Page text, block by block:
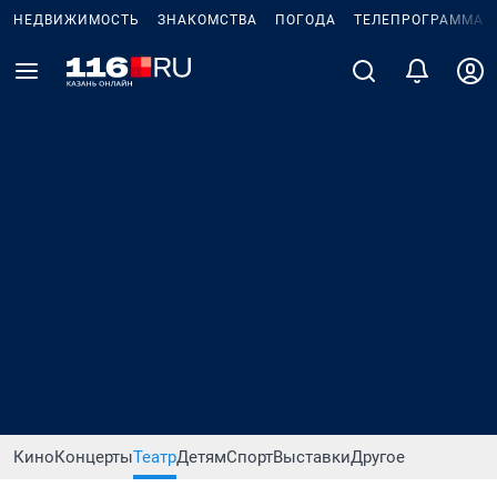
НЕДВИЖИМОСТЬ ЗНАКОМСТВА ПОГОДА ТЕЛЕПРОГРАММА
КиноКонцертыТеатрДетямСпортВыставкиДругое